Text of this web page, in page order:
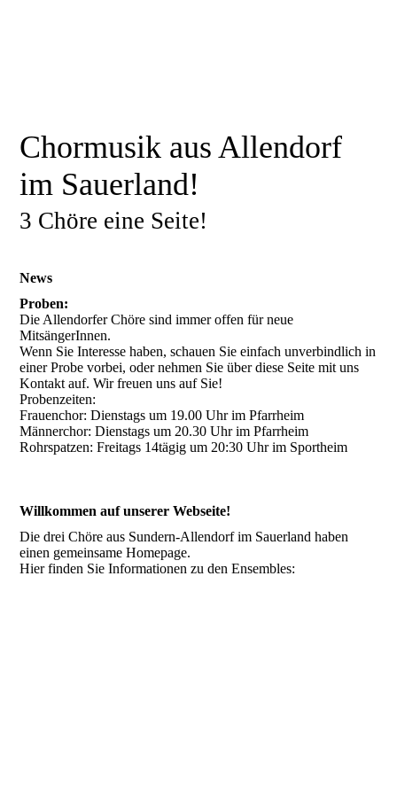
Chormusik aus Allendorf
im Sauerland!
3 Chöre eine Seite!
News
Proben:
Die Allendorfer Chöre sind immer offen für neue
MitsängerInnen.
Wenn Sie Interesse haben, schauen Sie einfach unverbindlich in
einer Probe vorbei, oder nehmen Sie über diese Seite mit uns
Kontakt auf. Wir freuen uns auf Sie!
Probenzeiten:
Frauenchor: Dienstags um 19.00 Uhr im Pfarrheim
Männerchor: Dienstags um 20.30 Uhr im Pfarrheim
Rohrspatzen: Freitags 14tägig um 20:30 Uhr im Sportheim
Willkommen auf unserer Webseite!
Die drei Chöre aus Sundern-Allendorf im Sauerland haben
einen gemeinsame Homepage.
Hier finden Sie Informationen zu den Ensembles: